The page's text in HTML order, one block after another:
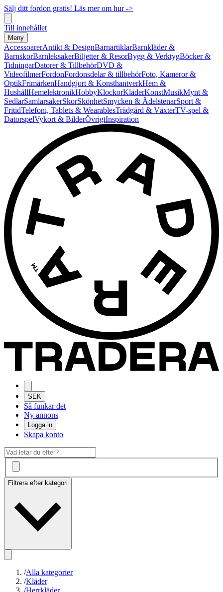
Sälj ditt fordon gratis! Läs mer om hur ->
Till innehållet
Meny
AccessoarerAntikt & DesignBarnartiklarBarnkläder &
BarnskorBarnleksakerBiljetter & ResorBygg & VerktygBöcker &
TidningarDatorer & TillbehörDVD &
VideofilmerFordonFordonsdelar & tillbehörFoto, Kameror &
OptikFrimärkenHandgjort & KonsthantverkHem &
HushållHemelektronikHobbyKlockorKläderKonstMusikMynt &
SedlarSamlarsakerSkorSkönhetSmycken & ÄdelstenarSport &
FritidTelefoni, Tablets & WearablesTrädgård & VäxterTV-spel &
DatorspelVykort & BilderÖvrigtInspiration
SEK
Så funkar det
Ny annons
Logga in
Skapa konto
Filtrera efter kategori
/Alla kategorier
/Kläder